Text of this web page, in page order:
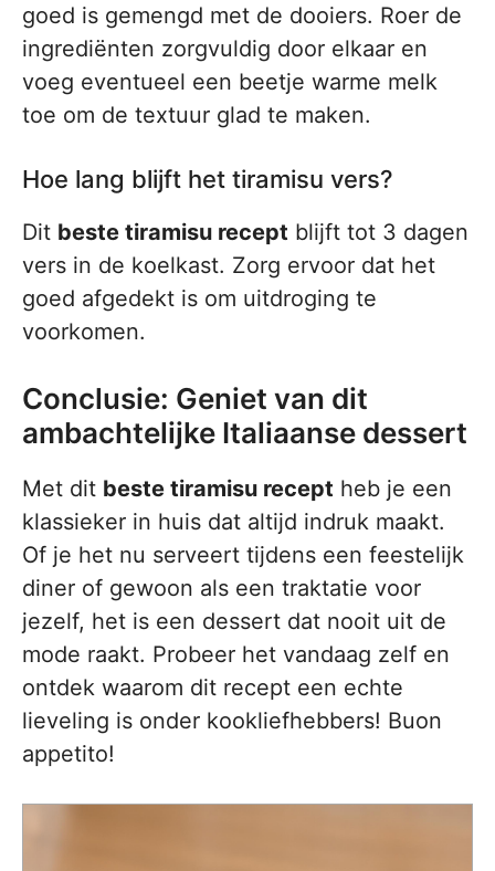
goed is gemengd met de dooiers. Roer de
ingrediënten zorgvuldig door elkaar en
voeg eventueel een beetje warme melk
toe om de textuur glad te maken.
Hoe lang blijft het tiramisu vers?
Dit beste tiramisu recept blijft tot 3 dagen
vers in de koelkast. Zorg ervoor dat het
goed afgedekt is om uitdroging te
voorkomen.
Conclusie: Geniet van dit
ambachtelijke Italiaanse dessert
Met dit beste tiramisu recept heb je een
klassieker in huis dat altijd indruk maakt.
Of je het nu serveert tijdens een feestelijk
diner of gewoon als een traktatie voor
jezelf, het is een dessert dat nooit uit de
mode raakt. Probeer het vandaag zelf en
ontdek waarom dit recept een echte
lieveling is onder kookliefhebbers! Buon
appetito!